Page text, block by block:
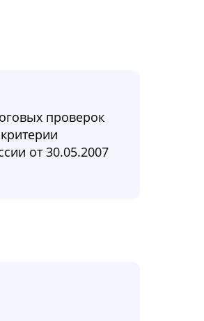
проверок
от 30.05.2007